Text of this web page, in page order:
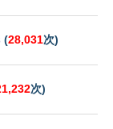
(28,031次)
次)